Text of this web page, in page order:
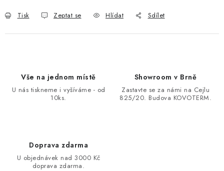
Tisk Zeptat se Hlídat Sdílet
Vše na jednom místě
U nás tiskneme i vyšíváme - od
10ks.
Showroom v Brně
Zastavte se za námi na Cejlu
825/20. Budova KOVOTERM.
Doprava zdarma
U objednávek nad 3000 Kč
doprava zdarma.